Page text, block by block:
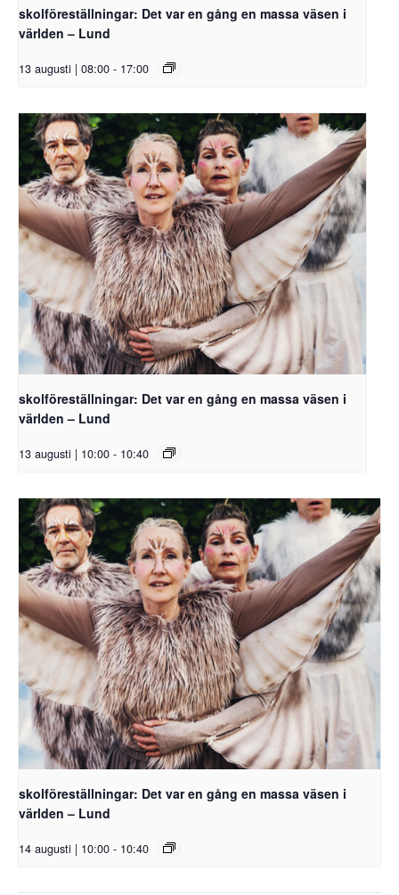
skolföreställningar: Det var en gång en massa väsen i
världen – Lund
13 augusti | 08:00 - 17:00
skolföreställningar: Det var en gång en massa väsen i
världen – Lund
13 augusti | 10:00 - 10:40
skolföreställningar: Det var en gång en massa väsen i
världen – Lund
14 augusti | 10:00 - 10:40